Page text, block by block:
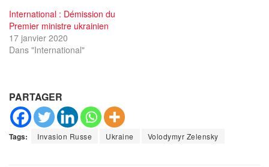
International : Démission du
Premier ministre ukrainien
17 janvier 2020
Dans "International"
PARTAGER
Tags: Invasion Russe Ukraine Volodymyr Zelensky